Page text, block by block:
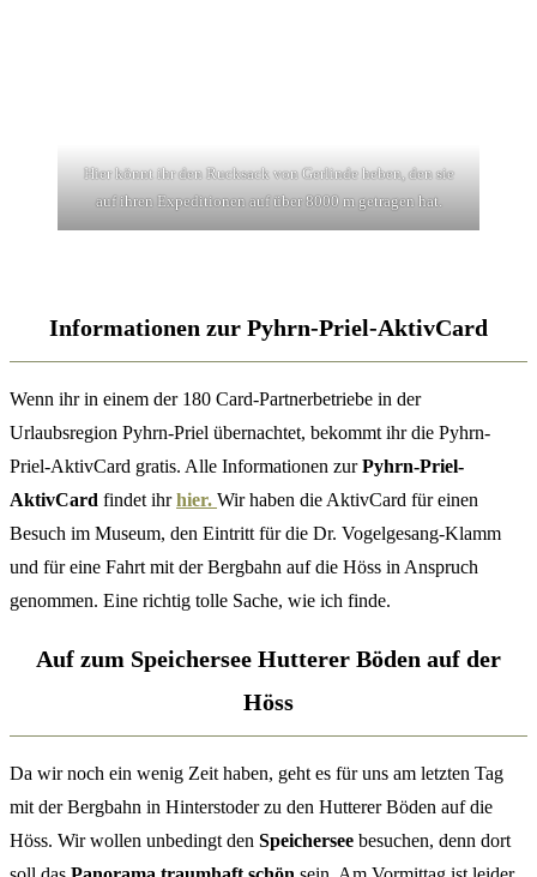
Hier könnt ihr den Rucksack von Gerlinde heben, den sie
auf ihren Expeditionen auf über 8000 m getragen hat.
Informationen zur Pyhrn-Priel-AktivCard
Wenn ihr in einem der 180 Card-Partnerbetriebe in der
Urlaubsregion Pyhrn-Priel übernachtet, bekommt ihr die Pyhrn-
Priel-AktivCard gratis. Alle Informationen zurPyhrn-Priel-
AktivCard findet ihrhier. Wir haben die AktivCard für einen
Besuch im Museum, den Eintritt für die Dr. Vogelgesang-Klamm
und für eine Fahrt mit der Bergbahn auf die Höss in Anspruch
genommen. Eine richtig tolle Sache, wie ich finde.
Auf zum Speichersee Hutterer Böden auf der
Höss
Da wir noch ein wenig Zeit haben, geht es für uns am letzten Tag
mit der Bergbahn in Hinterstoder zu den Hutterer Böden auf die
Höss. Wir wollen unbedingt den Speichersee besuchen, denn dort